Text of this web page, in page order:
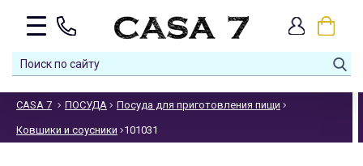
CASA 7 ПОСУДА Посуда для приготовления пищи
Ковшики и соусники 101031